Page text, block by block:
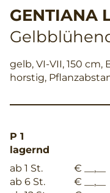
GENTIANA
gelb, VI-VII, 150
horstig,
P 1
lagernd
ab 1 St.
€ __,__
ab 6 St.
€ __,__